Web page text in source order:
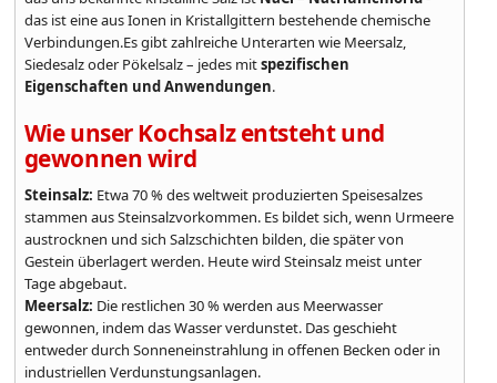
das ist eine aus Ionen in Kristallgittern bestehende chemische
Verbindungen.Es gibt zahlreiche Unterarten wie Meersalz,
Siedesalz oder Pökelsalz – jedes mitspezifischen
Eigenschaften und Anwendungen.
Wie unser Kochsalz entsteht und
gewonnen wird
Steinsalz: Etwa 70 % des weltweit produzierten Speisesalzes
stammen aus Steinsalzvorkommen. Es bildet sich, wenn Urmeere
austrocknen und sich Salzschichten bilden, die später von
Gestein überlagert werden. Heute wird Steinsalz meist unter
Tage abgebaut.
Meersalz: Die restlichen 30 % werden aus Meerwasser
gewonnen, indem das Wasser verdunstet. Das geschieht
entweder durch Sonneneinstrahlung in offenen Becken oder in
industriellen Verdunstungsanlagen.